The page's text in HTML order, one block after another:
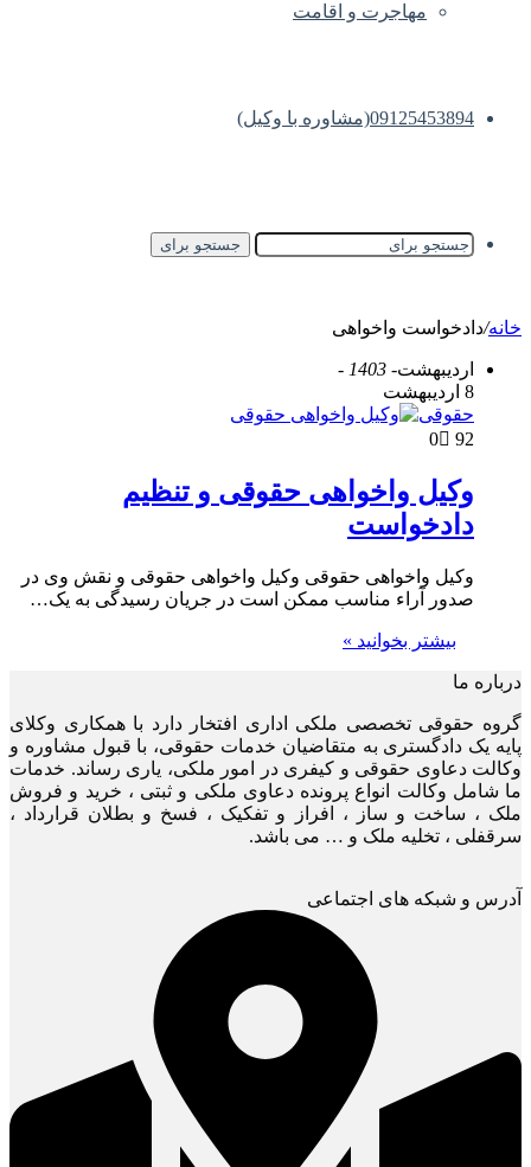
مهاجرت و اقامت
09125453894(مشاوره با وکیل)
جستجو برای
خانه/دادخواست واخواهی
اردیبهشت- 1403 -
8 اردیبهشت
حقوقی
0
92
وکیل واخواهی حقوقی و تنظیم
دادخواست
وکیل واخواهی حقوقی وکیل واخواهی حقوقی و نقش وی در
صدور آراء مناسب ممکن است در جریان رسیدگی به یک…
بیشتر بخوانید »
درباره ما
گروه حقوقی تخصصی ملکی اداری افتخار دارد با همکاری وکلای
پایه یک دادگستری به متقاضیان خدمات حقوقی، با قبول مشاوره و
وکالت دعاوی حقوقی و کیفری در امور ملکی، یاری رساند. خدمات
ما شامل وکالت انواع پرونده دعاوی ملکی و ثبتی ، خرید و فروش
ملک ، ساخت و ساز ، افراز و تفکیک ، فسخ و بطلان قرارداد ،
سرقفلی ، تخلیه ملک و … می باشد.
آدرس و شبکه های اجتماعی